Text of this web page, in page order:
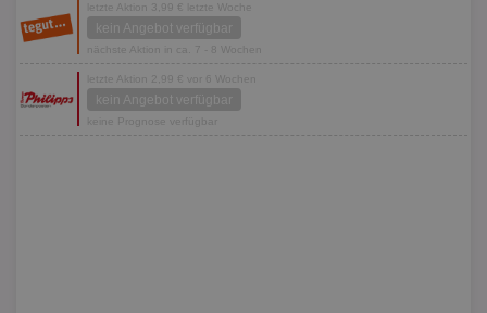
letzte Aktion 3,99 € letzte Woche
kein Angebot verfügbar
nächste Aktion in ca. 7 - 8 Wochen
letzte Aktion 2,99 € vor 6 Wochen
kein Angebot verfügbar
keine Prognose verfügbar